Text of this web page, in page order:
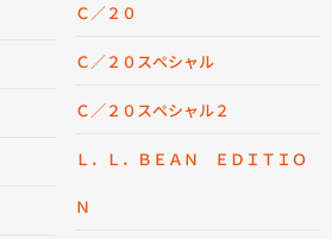
Ｃ／２０
Ｃ／２０スペシャル
Ｃ／２０スペシャル２
Ｌ．Ｌ．ＢＥＡＮ ＥＤＩＴＩＯ
Ｎ